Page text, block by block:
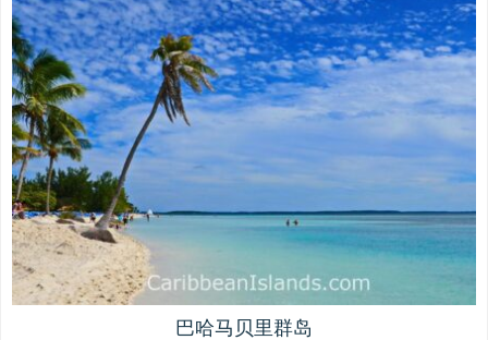
巴哈马贝里群岛